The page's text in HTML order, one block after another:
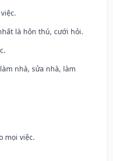
là hôn thú, cưới hỏi.
nhà, sửa nhà, làm
mọi việc.